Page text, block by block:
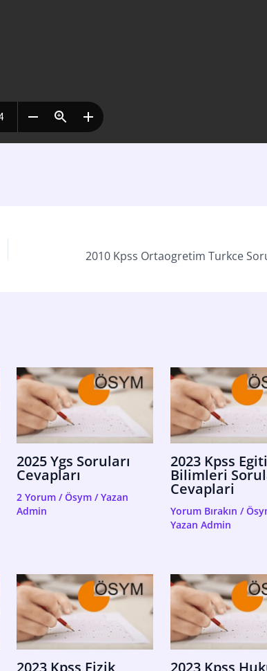
2025 Ygs Soruları
Cevapları
2 Yorum /Ösym / Yazan
Admin
2023 Kpss
Bilimleri
Cevaplari
Yorum Bırakın /
Yazan Admin